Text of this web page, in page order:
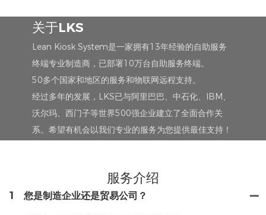
关于LKS
Lean Kiosk System是一家拥有13年经验的自助服务
终端专业制造商，已部署10万台自助服务终端。
50多个国家和地区的服务和物联网远程支持。
经过多年的发展，LKS已与阿里巴巴、中石化、IBM、
沃尔玛、西门子等世界500强企业建立了全面合作关
系。希望有机会以我们专业的服务为您提供最佳支持！
服务介绍
1 您是制造企业还是贸易公司？